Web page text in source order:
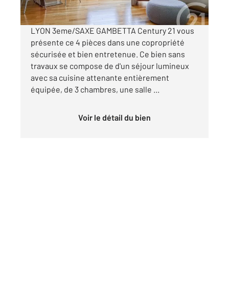
LYON 3eme/SAXE GAMBETTA Century 21 vous
présente ce 4 pièces dans une copropriété
sécurisée et bien entretenue. Ce bien sans
travaux se compose de d'un séjour lumineux
avec sa cuisine attenante entièrement
équipée, de 3 chambres, une salle ...
Voir le détail du bien